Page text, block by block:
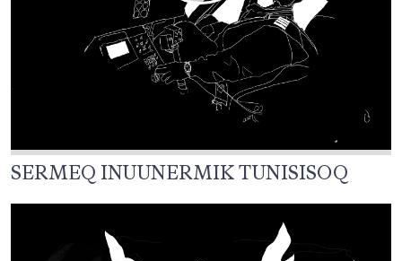
SERMEQ INUUNERMIK TUNISISOQ